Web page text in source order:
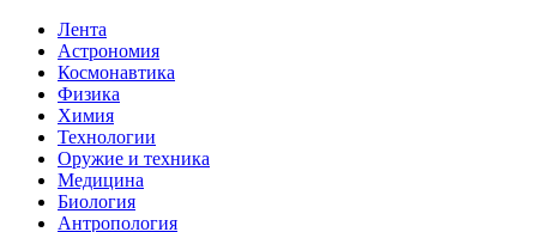
Лента
Астрономия
Космонавтика
Физика
Химия
Технологии
Оружие и техника
Медицина
Биология
Антропология